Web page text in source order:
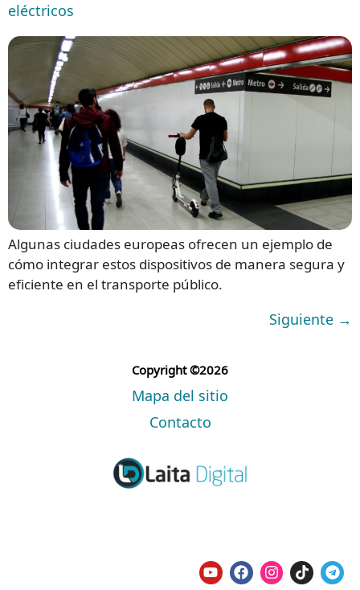
eléctricos
Algunas ciudades europeas ofrecen un ejemplo de
cómo integrar estos dispositivos de manera segura y
eficiente en el transporte público.
Siguiente →
Copyright ©2026
Mapa del sitio
Contacto